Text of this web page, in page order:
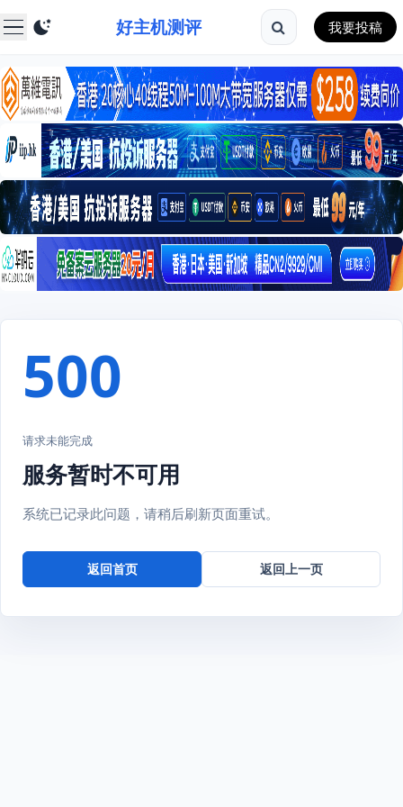
好主机测评 我要投稿
500
请求未能完成
服务暂时不可用
系统已记录此问题，请稍后刷新页面重试。
返回首页 返回上一页